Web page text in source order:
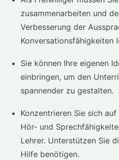
zusammenarbeiten und
Verbesserung der
Konversationsfähigkeiten
Sie können Ihre eigenen
einbringen, um den
spannender zu gestalten.
Konzentrieren Sie sich
Hör- und
Lehrer. Unterstützen Sie
Hilfe benötigen.